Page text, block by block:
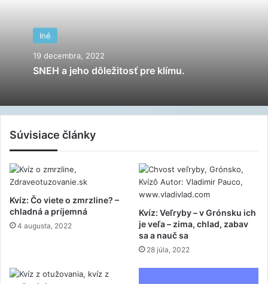
Iné
19 decembra, 2022
SNEH a jeho dôležitosť pre klímu.
Súvisiace články
Kvíz: Čo viete o zmrzline? –
chladná a príjemná
4 augusta, 2022
Kvíz: Veľryby – v Grónsku ich
je veľa – zima, chlad, zabav
sa a nauč sa
28 júla, 2022